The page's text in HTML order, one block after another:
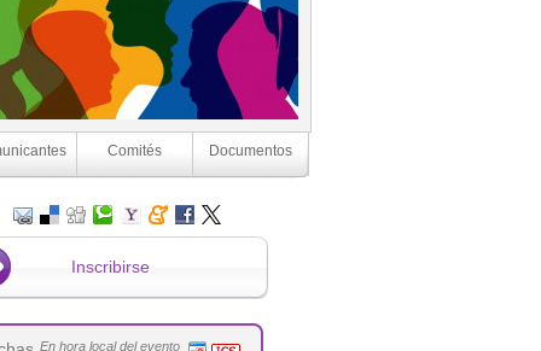
Comités Documentos
Inscribirse
En hora local del evento